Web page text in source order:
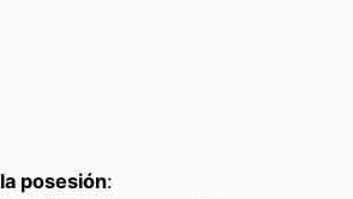
posesión: